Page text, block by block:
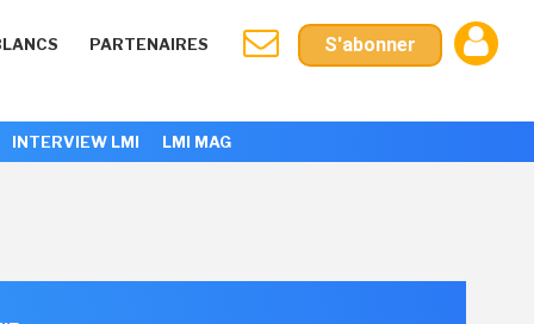
PARTENAIRES S'abonner
INTERVIEW LMI LMI MAG